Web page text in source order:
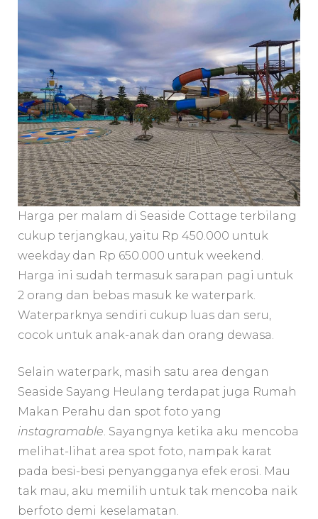
Harga per malam di Seaside Cottage terbilang
cukup terjangkau, yaitu Rp 450.000 untuk
weekday dan Rp 650.000 untuk weekend.
Harga ini sudah termasuk sarapan pagi untuk
2 orang dan bebas masuk ke waterpark.
Waterparknya sendiri cukup luas dan seru,
cocok untuk anak-anak dan orang dewasa.
Selain waterpark, masih satu area dengan
Seaside Sayang Heulang terdapat juga Rumah
Makan Perahu dan spot foto yang
instagramable. Sayangnya ketika aku mencoba
melihat-lihat area spot foto, nampak karat
pada besi-besi penyangganya efek erosi. Mau
tak mau, aku memilih untuk tak mencoba naik
berfoto demi keselamatan.